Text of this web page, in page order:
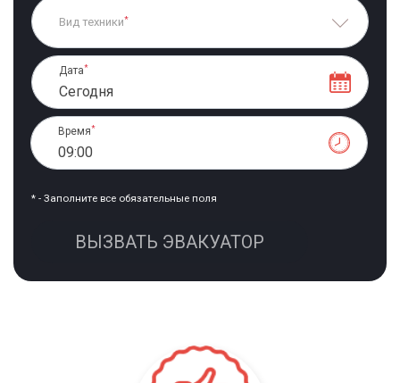
Вид техники*
Сегодня
Дата*
09:00
Время*
* - Заполните все обязательные поля
ВЫЗВАТЬ ЭВАКУАТОР